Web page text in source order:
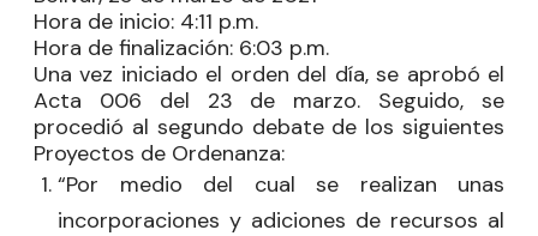
Hora de inicio: 4:11 p.m.
Hora de finalización: 6:03 p.m.
Una vez iniciado el orden del día, se aprobó el
Acta 006 del 23 de marzo. Seguido, se
procedió al segundo debate de los siguientes
Proyectos de Ordenanza:
“Por medio del cual se realizan unas
incorporaciones y adiciones de recursos al